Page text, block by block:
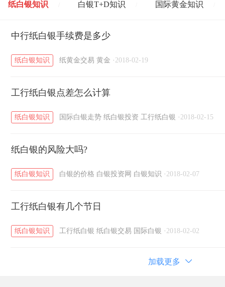
纸白银知识 白银T+D知识 国际黄金知识
黄金T+D知识 / 粤贵银知识
中行纸白银手续费是多少
纸白银知识 纸黄金交易 黄金 · 2018-02-19
工行纸白银点差怎么计算
纸白银知识 国际白银走势 纸白银投资 工行纸白银 · 2018-02-15
纸白银的风险大吗?
纸白银知识 白银的价格 白银投资网 白银知识 · 2018-02-07
工行纸白银有几个节日
纸白银知识 工行纸白银 纸白银交易 国际白银 · 2018-02-02
加载更多